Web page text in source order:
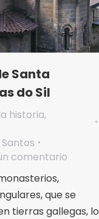
Santa
do Sil
historia,
comentario
que se
tierras gallegas, lo